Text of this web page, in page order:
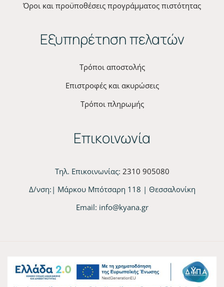
Όροι και προϋποθέσεις προγράμματος πιστότητας
Εξυπηρέτηση πελατών
Τρόποι αποστολής
Επιστροφές και ακυρώσεις
Τρόποι πληρωμής
Επικοινωνία
Τηλ. Επικοινωνίας: 2310 905080
Δ/νση:| Μάρκου Μπότσαρη 118 | Θεσσαλονίκη
Email: info@kyana.gr